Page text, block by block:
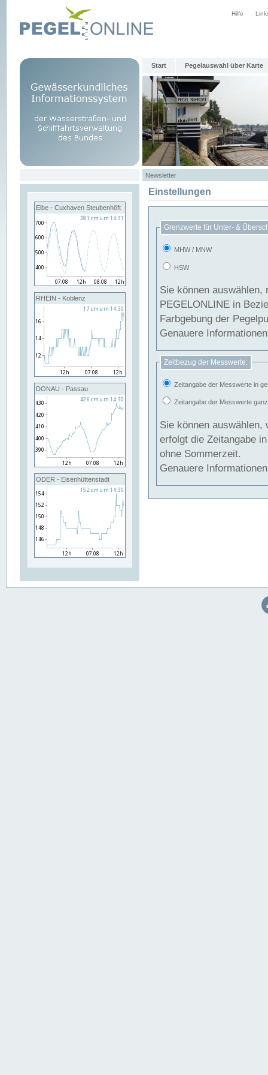
Hilfe
Start Pegelauswahl über Karte
Newsletter
Elbe - Cuxhaven Steubenhöft
RHEIN - Koblenz
DONAU - Passau
ODER - Eisenhüttenstadt
Einstellungen
Grenzwerte für Unter- &
MHW / MNW
HSW
Sie können
PEGELONLINE in Beziehung
Farbgebung der
Genauere
Zeitbezug der Messwerte:
Zeitangabe der Messwerte in
Zeitangabe der Messwerte
Sie können auswählen,
erfolgt die Zeitangabe
ohne Sommerzeit.
Genauere